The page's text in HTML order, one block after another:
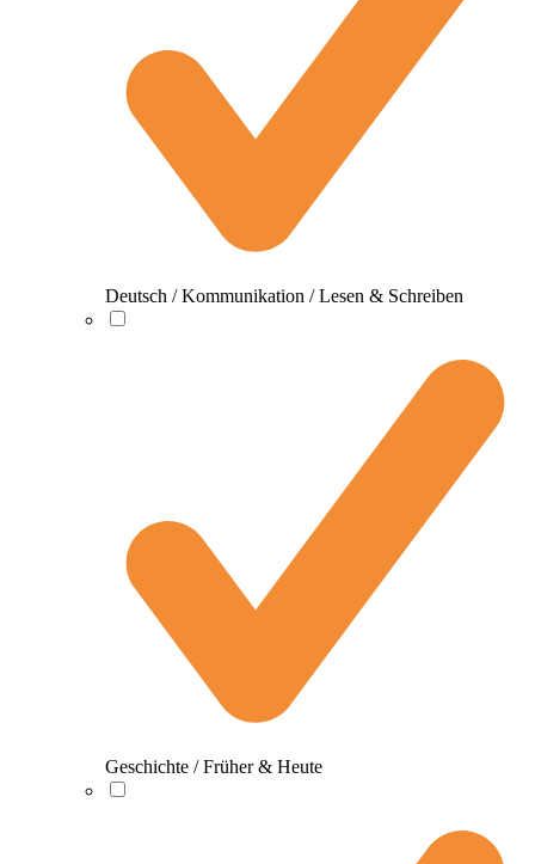
Deutsch / Kommunikation / Lesen & Schreiben
Geschichte / Früher & Heute